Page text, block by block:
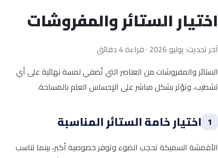
اختيار الستائر والمفروشات
آخر تحديث: يوليو 2026 · قراءة 4 دقائق
الستائر والمفروشات من العناصر التي تُضفي لمسة نهائية على أي
تشطيب، وتؤثر بشكل مباشر على الإحساس العام بالمساحة.
1 اختيار خامة الستائر المناسبة
الأقمشة السميكة تحجب الضوء وتوفر خصوصية أكبر، بينما تناسب